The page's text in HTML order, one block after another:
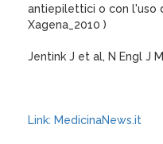
antiepilettici o con l'uso
Xagena_2010 )
Jentink J et al, N Engl J
Link: MedicinaNews.it